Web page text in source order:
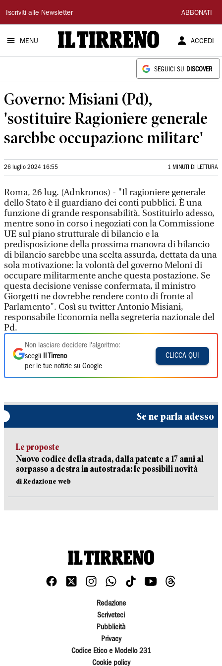
Il
Tirreno
Iscriviti alle Newsletter ABBONATI
MENU ACCEDI
SEGUICI SU DISCOVER
Governo: Misiani (Pd),
'sostituire Ragioniere generale
sarebbe occupazione militare'
26 luglio 2024 16:55 1 MINUTI DI LETTURA
Roma, 26 lug. (Adnkronos) - "Il ragioniere generale
dello Stato è il guardiano dei conti pubblici. È una
funzione di grande responsabilità. Sostituirlo adesso,
mentre sono in corso i negoziati con la Commissione
UE sul piano strutturale di bilancio e la
predisposizione della prossima manovra di bilancio
di bilancio sarebbe una scelta assurda, dettata da una
sola motivazione: la volontà del governo Meloni di
occupare militarmente anche questa postazione. Se
questa decisione venisse confermata, il ministro
Giorgetti ne dovrebbe rendere conto di fronte al
Parlamento". Così su twitter Antonio Misiani,
responsabile Economia nella segreteria nazionale del
Pd.
Non lasciare decidere l'algoritmo:
scegli
Il Tirreno
per le tue notizie su Google
CLICCA QUI
Se ne parla adesso
Le proposte
Nuovo codice della strada, dalla patente a 17 anni al
sorpasso a destra in autostrada: le possibili novità
di Redazione web
Redazione
Scriveteci
Pubblicità
Privacy
Codice Etico e Modello 231
Cookie policy